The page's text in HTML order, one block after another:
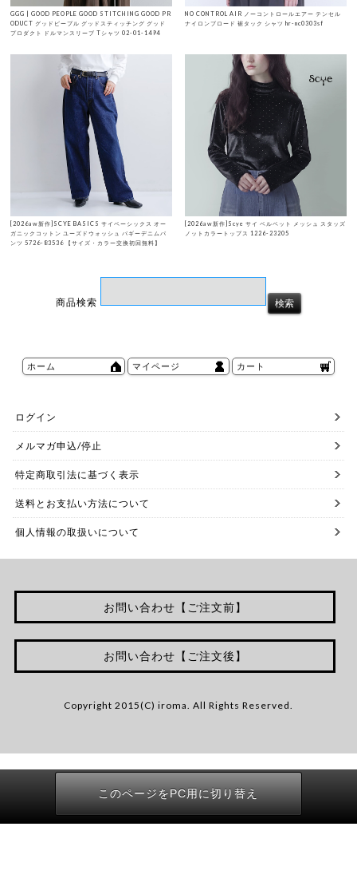
GGG | GOOD PEOPLE GOOD STITCHING GOOD PR
ODUCT グッドピープル グッドスティッチング グッド
プロダクト ドルマンスリーブ Tシャツ 02-01-1494
NO CONTROL AIR ノーコントロールエアー テンセル
ナイロンブロード 裾タック シャツ hr-nc0303sf
[2026aw新作]SCYE BASICS サイベーシックス オー
ガニックコットン ユーズドウォッシュ バギーデニムパ
ンツ 5726-83536 【サイズ・カラー交換初回無料】
[2026aw新作]Scye サイ ベルベット メッシュ スタッズ
ノットカラートップス 1226-23205
商品検索
ホーム マイページ カート
ログイン
メルマガ申込/停止
特定商取引法に基づく表示
送料とお支払い方法について
個人情報の取扱いについて
お問い合わせ【ご注文前】
お問い合わせ【ご注文後】
Copyright 2015(C) iroma. All Rights Reserved.
このページをPC用に切り替え